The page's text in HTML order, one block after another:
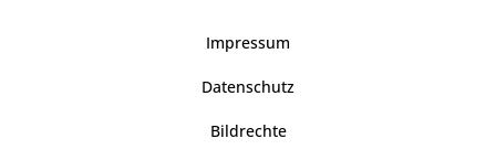
Impressum
Datenschutz
Bildrechte